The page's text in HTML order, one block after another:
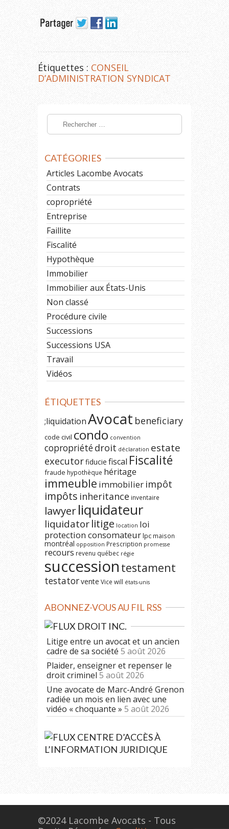
Étiquettes : CONSEIL
D’ADMINISTRATION SYNDICAT
CATÉGORIES
Articles Lacombe Avocats
Contrats
copropriété
Entreprise
Faillite
Fiscalité
Hypothèque
Immobilier
Immobilier aux États-Unis
Non classé
Procédure civile
Successions
Successions USA
Travail
Vidéos
ÉTIQUETTES
;liquidationAvocat beneficiary
code civil condo convention
copropriétédroit déclaration estate
executorfiducie fiscal Fiscalité
fraude hypothèque héritage
immeuble immobilier impôt
impôts inheritance inventaire
lawyerliquidateur
liquidatorlitige location loi
protection consomateurlpc maison
montréal opposition Prescription promesse
recours revenu québec régie
succession testament
testatorvente Vice will états-unis
ABONNEZ-VOUS AU FIL RSS
DROIT INC.
Litige entre un avocat et un ancien
cadre de sa société 5 août 2026
Plaider, enseigner et repenser le
droit criminel 5 août 2026
Une avocate de Marc-André Grenon
radiée un mois en lien avec une
vidéo « choquante » 5 août 2026
CENTRE D’ACCÈS À
L’INFORMATION JURIDIQUE
©2024 Lacombe Avocats - Tous